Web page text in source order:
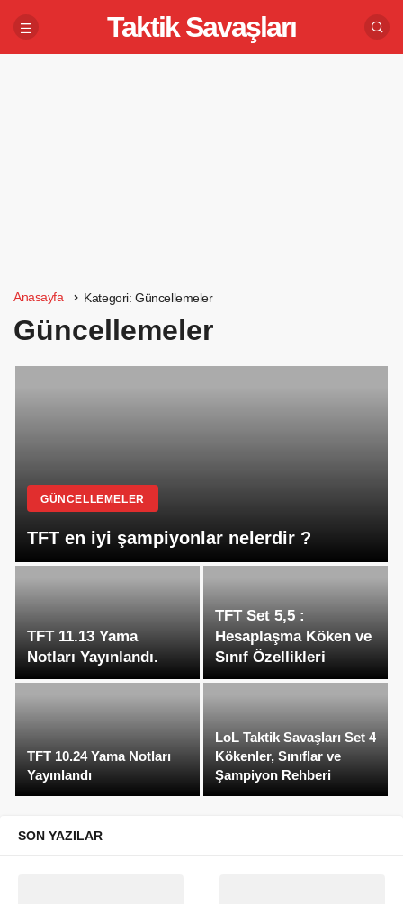
Taktik Savaşları
Anasayfa Kategori:Güncellemeler
Güncellemeler
GÜNCELLEMELER
TFT en iyi şampiyonlar nelerdir ?
TFT 11.13 Yama
Notları Yayınlandı.
TFT Set 5,5 :
Hesaplaşma Köken ve
Sınıf Özellikleri
TFT 10.24 Yama Notları
Yayınlandı
LoL Taktik Savaşları Set 4
Kökenler, Sınıflar ve
Şampiyon Rehberi
SON YAZILAR